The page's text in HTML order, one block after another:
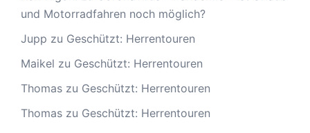
und Motorradfahren noch möglich?
Jupp zu Geschützt: Herrentouren
Maikel zu Geschützt: Herrentouren
Thomas zu Geschützt: Herrentouren
Thomas zu Geschützt: Herrentouren